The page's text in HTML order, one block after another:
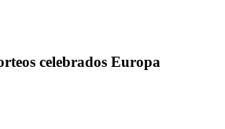
celebrados Europa